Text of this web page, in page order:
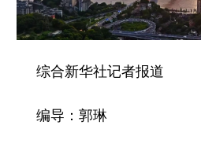
综合新华社记者报道
编导：郭琳